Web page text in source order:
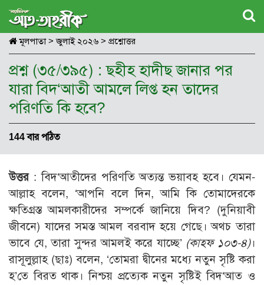
মূলপাতা> জুলাই ২০২৬ > প্রশ্নোত্তর
প্রশ্ন (৩৫/৩৯৫) : ছহীহ হাদীছ জানার পর
যারা বিদ‘আতী আমলে লিপ্ত হন তাদের
পরিণতি কি হবে?
144 বার পঠিত
উত্তর: বিদ‘আতীদের পরিণতি অত্যন্ত ভয়াবহ হবে। যেমন-
আল্লাহ বলেন, ‘আপনি বলে দিন, আমি কি তোমাদেরকে
ক্ষতিগ্রস্ত আমলকারীদের সম্পর্কে জানিয়ে দিব? (দুনিয়াবী
জীবনে) যাদের সমস্ত আমল বরবাদ হয়ে গেছে। অথচ তারা
ভাবে যে, তারা সুন্দর আমলই করে যাচ্ছে’ (কাহফ ১০৩-৪)।
রাসূলুল্লাহ (ছাঃ) বলেন, ‘তোমরা দ্বীনের মধ্যে নতুন সৃষ্টি করা
হ’তে বিরত থাক। নিশ্চয় প্রত্যেক নতুন সৃষ্টিই বিদ‘আত ও